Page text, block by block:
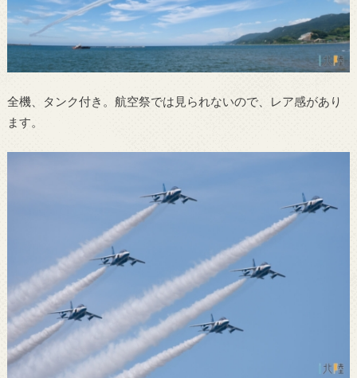
全機、タンク付き。航空祭では見られないので、レア感があり
ます。